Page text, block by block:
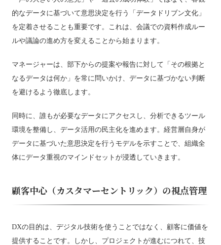
的なデータに基づいて意思決定を行う「データドリブン文化」
を定着させることも重要です。これは、会議での資料作成ルー
ルや議論の進め方を変えることから始まります。
マネージャーは、部下からの提案や報告に対して「その根拠と
なるデータは何か」を常に問いかけ、データに基づかない判断
を避けるよう徹底します。
同時に、誰もが必要なデータにアクセスし、分析できるツール
環境を整備し、データ活用の民主化を進めます。経営層自身が
データに基づいた意思決定を行うモデルを示すことで、組織全
体にデータ重視のマインドセットが浸透していきます。
顧客中心（カスタマーセントリック）の視点管理
DXの目的は、デジタル技術を使うことではなく、顧客に価値を
提供することです。しかし、プロジェクトが進むにつれて、技